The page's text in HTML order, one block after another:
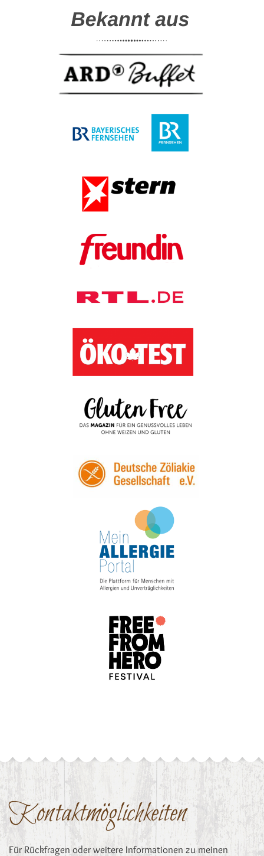
Kontaktmöglichkeiten
Für Rückfragen oder weitere Informationen zu meinen